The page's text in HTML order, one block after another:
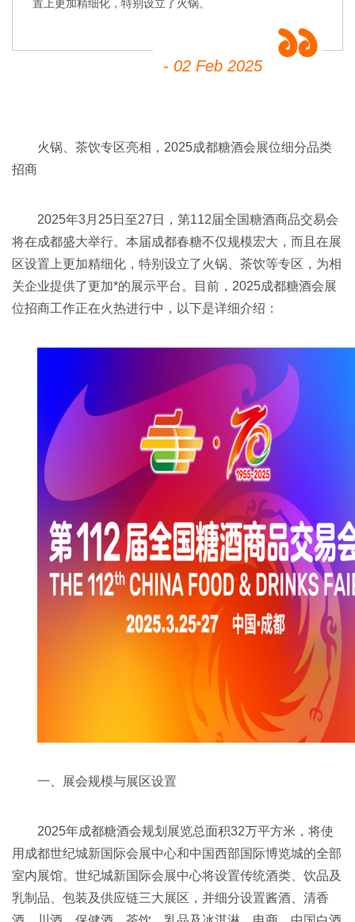
置上更加精细化，特别设立了火锅、
- 02 Feb 2025
火锅、茶饮专区亮相，2025成都糖酒会展位细分品类
招商
2025年3月25日至27日，第112届全国糖酒商品交易会
将在成都盛大举行。本届成都春糖不仅规模宏大，而且在展
区设置上更加精细化，特别设立了火锅、茶饮等专区，为相
关企业提供了更加*的展示平台。目前，2025成都糖酒会展
位招商工作正在火热进行中，以下是详细介绍：
一、展会规模与展区设置
2025年成都糖酒会规划展览总面积32万平方米，将使
用成都世纪城新国际会展中心和中国西部国际博览城的全部
室内展馆。世纪城新国际会展中心将设置传统酒类、饮品及
乳制品、包装及供应链三大展区，并细分设置酱酒、清香